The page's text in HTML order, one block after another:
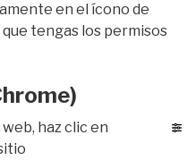
en el ícono de
tengas los permisos
haz clic en